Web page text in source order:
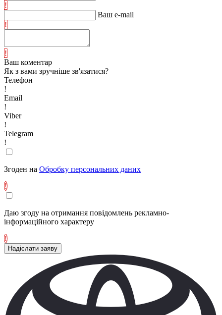
!
Ваш e-mail
!
!
Ваш коментар
Як з вами зручніше зв'язатися?
Телефон
!
Email
!
Viber
!
Telegram
!
Згоден на Обробку персональних даних
!
Даю згоду на отримання повідомлень рекламно-
інформаційного характеру
!
Надіслати заяву